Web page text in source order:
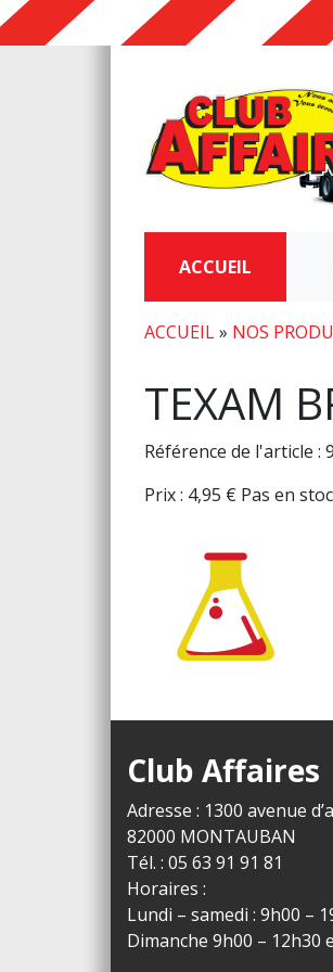
ACCUEIL
ACCUEIL» NOS
TEXAM
Référence de l'article :
Prix : 4,95 € Pas en
Club Affaires
Adresse : 1300 avenue
82000 MONTAUBAN
Tél. : 05 63 91 91 81
Horaires :
Lundi – samedi : 9h00 –
Dimanche 9h00 – 12h30